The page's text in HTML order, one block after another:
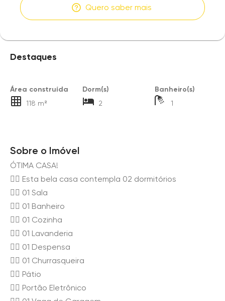
Quero saber mais
Destaques
Área construída
118 m²
Dorm(s)
2
Banheiro(s)
1
Sobre o Imóvel
ÓTIMA CASA!
👉🏻 Esta bela casa contempla 02 dormitórios
👉🏻 01 Sala
👉🏻 01 Banheiro
👉🏻 01 Cozinha
👉🏻 01 Lavanderia
👉🏻 01 Despensa
👉🏻 01 Churrasqueira
👉🏻 Pátio
👉🏻 Portão Eletrônico